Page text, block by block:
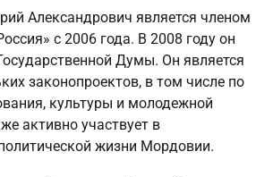
Александрович является членом
с 2006 года. В 2008 году он
Думы. Он является
законопроектов, в том числе по
культуры и молодежной
активно участвует в
жизни Мордовии.